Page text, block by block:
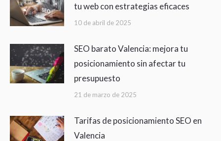
tu web con estrategias eficaces
10 de abril de 2025
SEO barato Valencia: mejora tu
posicionamiento sin afectar tu
presupuesto
21 de marzo de 2025
Tarifas de posicionamiento SEO en
Valencia